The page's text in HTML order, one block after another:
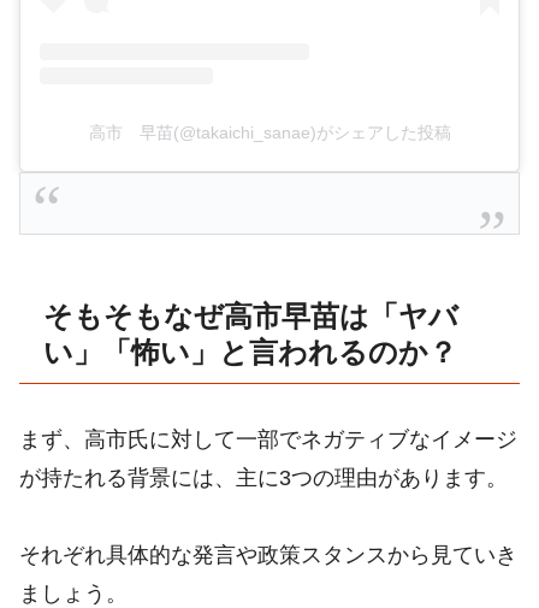
高市 早苗(@takaichi_sanae)がシェアした投稿
そもそもなぜ高市早苗は「ヤバ
い」「怖い」と言われるのか？
まず、高市氏に対して一部でネガティブなイメージ
が持たれる背景には、主に3つの理由があります。
それぞれ具体的な発言や政策スタンスから見ていき
ましょう。